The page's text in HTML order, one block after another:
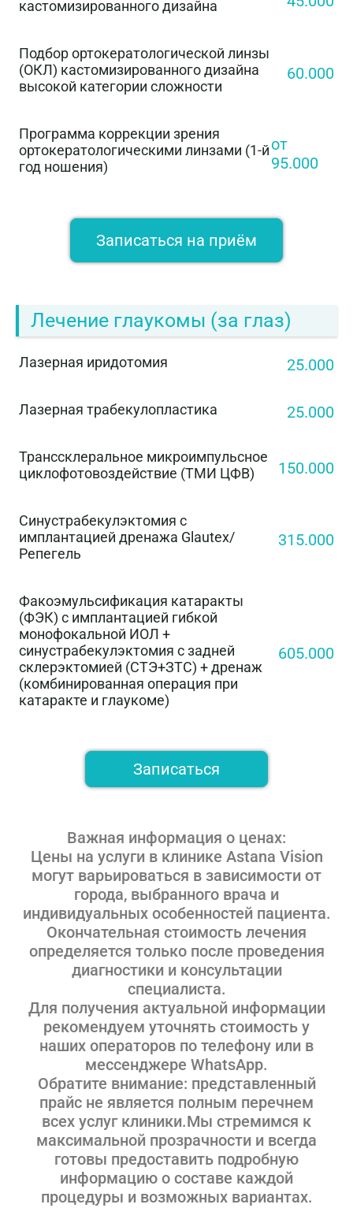
кастомизированного дизайна
Подбор ортокератологической линзы
(ОКЛ) кастомизированного дизайна
высокой категории сложности
60.000
Программа коррекции зрения
ортокератологическими линзами (1-й
год ношения)
от
95.000
Записаться на приём
Лечение глаукомы (за глаз)
Лазерная иридотомия 25.000
Лазерная трабекулопластика 25.000
Транссклеральное микроимпульсное
циклофотовоздействие (ТМИ ЦФВ)
150.000
Синустрабекулэктомия с
имплантацией дренажа Glautex/
Репегель
315.000
Факоэмульсификация катаракты
(ФЭК) с имплантацией гибкой
монофокальной ИОЛ +
синустрабекулэктомия с задней
склерэктомией (СТЭ+ЗТС) + дренаж
(комбинированная операция при
катаракте и глаукоме)
605.000
Записаться
Важная информация о ценах:
Цены на услуги в клинике Astana Vision
могут варьироваться в зависимости от
города, выбранного врача и
индивидуальных особенностей пациента.
Окончательная стоимость лечения
определяется только после проведения
диагностики и консультации
специалиста.
Для получения актуальной информации
рекомендуем уточнять стоимость у
наших операторов по телефону или в
мессенджере WhatsApp.
Обратите внимание: представленный
прайс не является полным перечнем
всех услуг клиники.Мы стремимся к
максимальной прозрачности и всегда
готовы предоставить подробную
информацию о составе каждой
процедуры и возможных вариантах.